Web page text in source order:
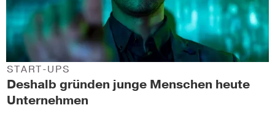
Deshalb gründen junge Menschen heute
Unternehmen
START-UPS